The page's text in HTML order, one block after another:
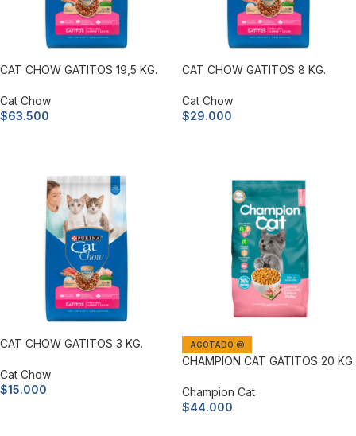
CAT CHOW GATITOS 19,5 KG.
Cat Chow
$63.500
CAT CHOW GATITOS 8 KG.
Cat Chow
$29.000
CAT CHOW GATITOS 3 KG.
Cat Chow
$15.000
AGOTADO 😔
CHAMPION CAT GATITOS 20 KG.
Champion Cat
$44.000